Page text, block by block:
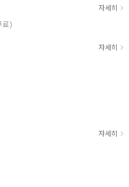
자세히
료)
자세히
자세히